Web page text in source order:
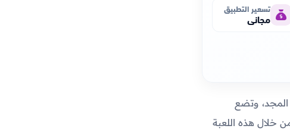
تسعير التطبيق
مجاني
وتضع
خلال هذه اللعبة